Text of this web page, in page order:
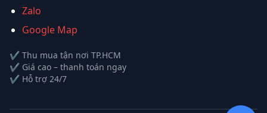
Zalo
Google Map
✔ Thu mua tận nơi TP.HCM
✔ Giá cao – thanh toán ngay
✔ Hỗ trợ 24/7